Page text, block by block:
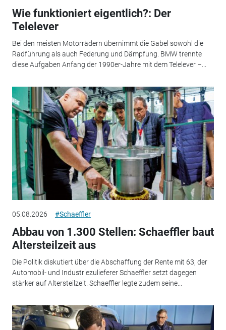
Wie funktioniert eigentlich?: Der
Telelever
Bei den meisten Motorrädern übernimmt die Gabel sowohl die
Radführung als auch Federung und Dämpfung. BMW trennte
diese Aufgaben Anfang der 1990er-Jahre mit dem Telelever –...
05.08.2026 #Schaeffler
Abbau von 1.300 Stellen: Schaeffler baut
Altersteilzeit aus
Die Politik diskutiert über die Abschaffung der Rente mit 63, der
Automobil- und Industriezulieferer Schaeffler setzt dagegen
stärker auf Altersteilzeit. Schaeffler legte zudem seine...